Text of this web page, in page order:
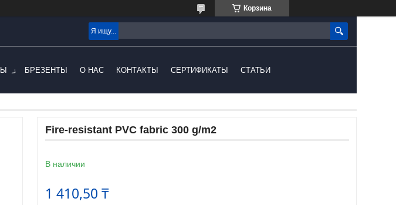
Корзина
БРЕЗЕНТЫ О НАС КОНТАКТЫ СЕРТИФИКАТЫ СТАТЬИ
Fire-resistant PVC fabric 300 g/m2
В наличии
1 410,50 ₸